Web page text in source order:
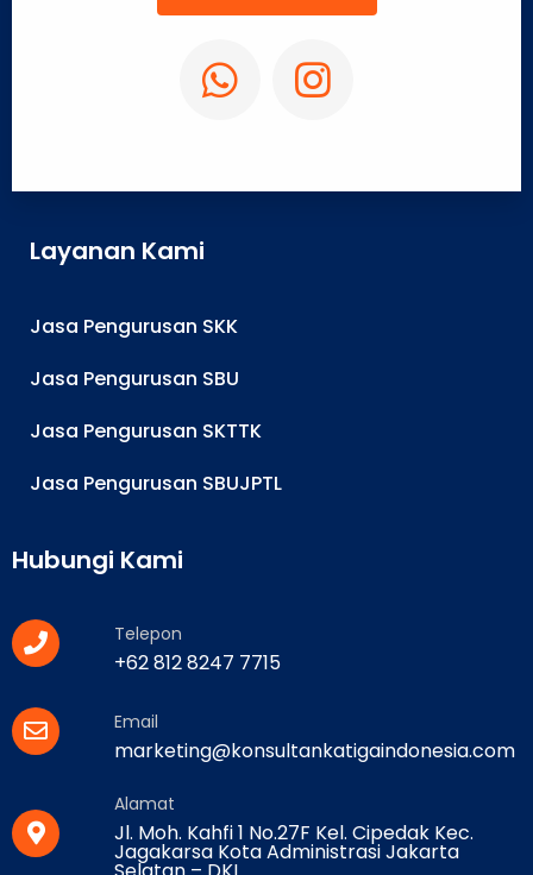
Layanan Kami
Jasa Pengurusan SKK
Jasa Pengurusan SBU
Jasa Pengurusan SKTTK
Jasa Pengurusan SBUJPTL
Hubungi Kami
Telepon
+62 812 8247 7715
Email
marketing@konsultankatigaindonesia.com
Alamat
Jl. Moh. Kahfi 1 No.27F Kel. Cipedak Kec.
Jagakarsa Kota Administrasi Jakarta